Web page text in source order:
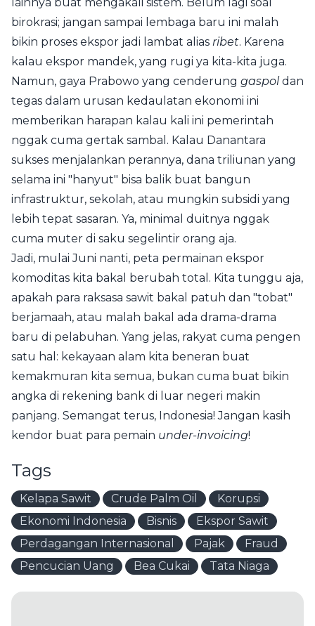
birokrasi; jangan sampai lembaga baru ini malah
bikin proses ekspor jadi lambat alias ribet. Karena
kalau ekspor mandek, yang rugi ya kita-kita juga.
Namun, gaya Prabowo yang cenderung gaspoldan
tegas dalam urusan kedaulatan ekonomi ini
memberikan harapan kalau kali ini pemerintah
nggak cuma gertak sambal. Kalau Danantara
sukses menjalankan perannya, dana triliunan yang
selama ini "hanyut" bisa balik buat bangun
infrastruktur, sekolah, atau mungkin subsidi yang
lebih tepat sasaran. Ya, minimal duitnya nggak
cuma muter di saku segelintir orang aja.
Jadi, mulai Juni nanti, peta permainan ekspor
komoditas kita bakal berubah total. Kita tunggu aja,
apakah para raksasa sawit bakal patuh dan "tobat"
berjamaah, atau malah bakal ada drama-drama
baru di pelabuhan. Yang jelas, rakyat cuma pengen
satu hal: kekayaan alam kita beneran buat
kemakmuran kita semua, bukan cuma buat bikin
angka di rekening bank di luar negeri makin
panjang. Semangat terus, Indonesia! Jangan kasih
kendor buat para pemain under-invoicing!
Tags
Kelapa Sawit Crude Palm Oil
Korupsi
Ekonomi Indonesia
Bisnis
Ekspor Sawit
Perdagangan Internasional
Pajak
Fraud
Pencucian Uang
Bea Cukai Tata Niaga